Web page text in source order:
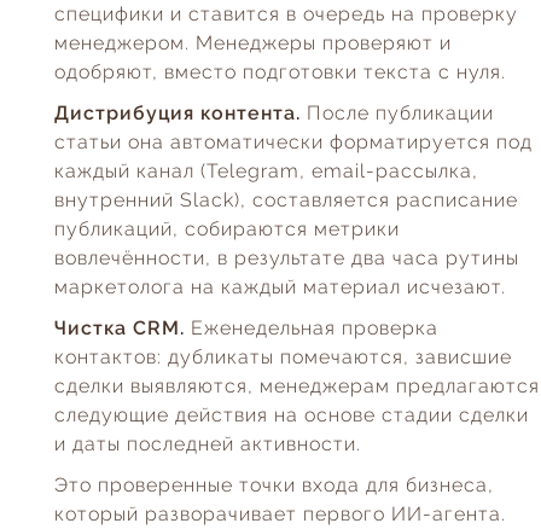
специфики и ставится в очередь на проверку
менеджером. Менеджеры проверяют и
одобряют, вместо подготовки текста с нуля.
Дистрибуция контента. После публикации
статьи она автоматически форматируется под
каждый канал (Telegram, email-рассылка,
внутренний Slack), составляется расписание
публикаций, собираются метрики
вовлечённости, в результате два часа рутины
маркетолога на каждый материал исчезают.
Чистка CRM. Еженедельная проверка
контактов: дубликаты помечаются, зависшие
сделки выявляются, менеджерам предлагаются
следующие действия на основе стадии сделки
и даты последней активности.
Это проверенные точки входа для бизнеса,
который разворачивает первого ИИ-агента.